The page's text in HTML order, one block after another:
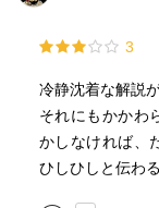
めて現実的ではな
◆2100年時点で
で、2100年には
には困難。それ
ておく必要があ
本書出版後、
3
冷静沈着な解説が
それにもかかわ
かしなければ、
ひしひしと伝わる